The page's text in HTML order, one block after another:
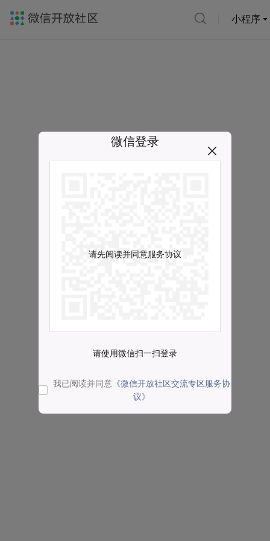
小程序
微信登录
请先阅读并同意服务协议
请使用微信扫一扫登录
我已阅读并同意 《微信开放社区交流专区服务协
议》